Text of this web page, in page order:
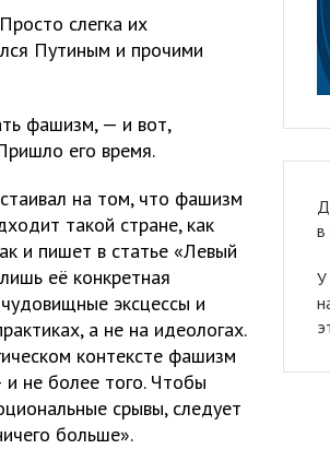
слегка их
Путиным и прочими
фашизм, — и вот,
его время.
на том, что фашизм
такой стране, как
и пишет в статье «Левый
её конкретная
эксцессы и
а не на идеологах.
контексте фашизм
не более того. Чтобы
срывы, следует
больше».
в
У